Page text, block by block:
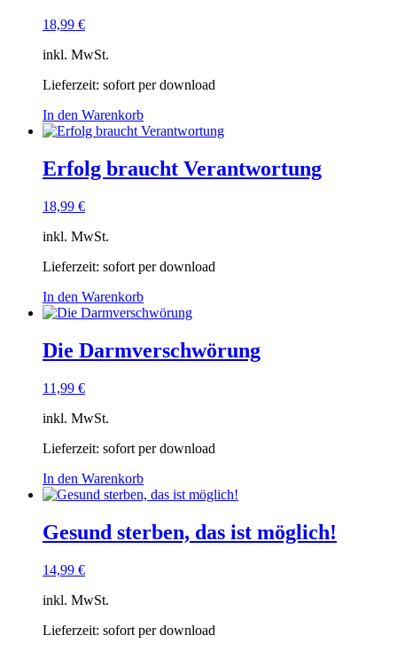
18,99 €
inkl. MwSt.
Lieferzeit: sofort per download
In den Warenkorb
Erfolg braucht Verantwortung
18,99 €
inkl. MwSt.
Lieferzeit: sofort per download
In den Warenkorb
Die Darmverschwörung
11,99 €
inkl. MwSt.
Lieferzeit: sofort per download
In den Warenkorb
Gesund sterben, das ist möglich!
14,99 €
inkl. MwSt.
Lieferzeit: sofort per download